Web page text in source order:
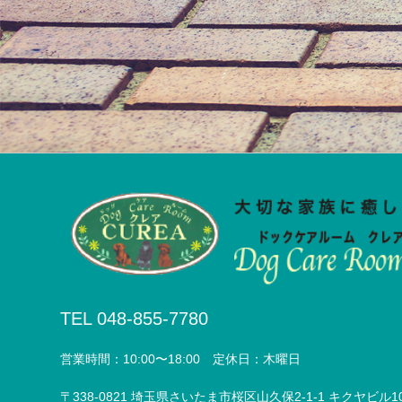
TEL 048-855-7780
営業時間：10:00〜18:00 定休日：木曜日
〒338-0821 埼玉県さいたま市桜区山久保2-1-1 キクヤビル